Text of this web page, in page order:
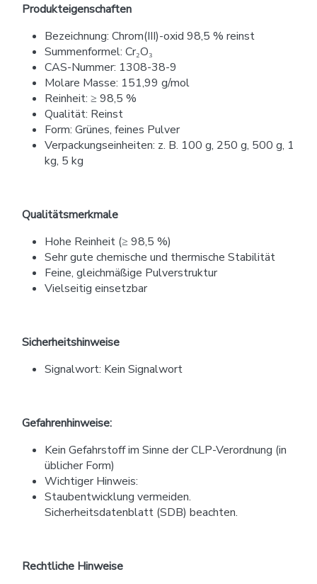
Produkteigenschaften
Bezeichnung: Chrom(III)-oxid 98,5 % reinst
Summenformel: Cr₂O₃
CAS-Nummer: 1308-38-9
Molare Masse: 151,99 g/mol
Reinheit: ≥ 98,5 %
Qualität: Reinst
Form: Grünes, feines Pulver
Verpackungseinheiten: z. B. 100 g, 250 g, 500 g, 1
kg, 5 kg
Qualitätsmerkmale
Hohe Reinheit (≥ 98,5 %)
Sehr gute chemische und thermische Stabilität
Feine, gleichmäßige Pulverstruktur
Vielseitig einsetzbar
Sicherheitshinweise
Signalwort: Kein Signalwort
Gefahrenhinweise:
Kein Gefahrstoff im Sinne der CLP-Verordnung (in
üblicher Form)
Wichtiger Hinweis:
Staubentwicklung vermeiden.
Sicherheitsdatenblatt (SDB) beachten.
Rechtliche Hinweise